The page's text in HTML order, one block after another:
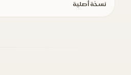
نسخة أصلية